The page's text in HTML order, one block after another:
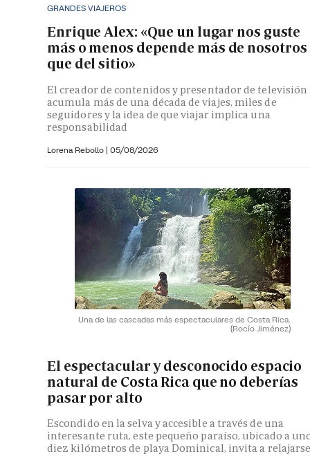
GRANDES VIAJEROS
Enrique Alex: «Que un lugar nos guste
más o menos depende más de nosotros
que del sitio»
El creador de contenidos y presentador de televisión
acumula más de una década de viajes, miles de
seguidores y la idea de que viajar implica una
responsabilidad
Lorena Rebollo | 05/08/2026
Una de las cascadas más espectaculares de Costa Rica.
(Rocío Jiménez)
El espectacular y desconocido espacio
natural de Costa Rica que no deberías
pasar por alto
Escondido en la selva y accesible a través de una
interesante ruta, este pequeño paraíso, ubicado a
diez kilómetros de playa Dominical, invita a